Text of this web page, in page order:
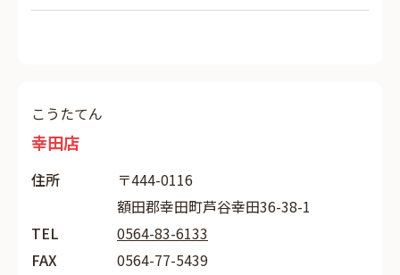
こうたてん
幸田店
住所
〒444-0116
額田郡幸田町芦谷幸田36-38-1
TEL
0564-83-6133
FAX
0564-77-5439